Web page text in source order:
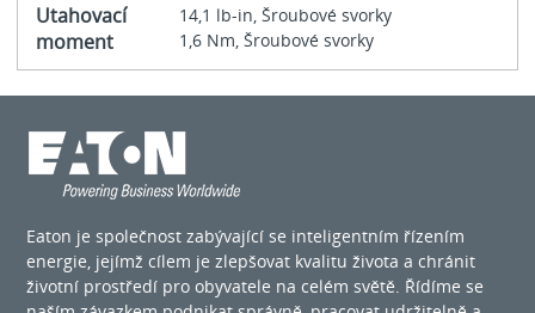
Utahovací
moment
14,1 lb-in, Šroubové svorky
1,6 Nm, Šroubové svorky
Eaton je společnost zabývající se inteligentním řízením
energie, jejímž cílem je zlepšovat kvalitu života a chránit
životní prostředí pro obyvatele na celém světě. Řídíme se